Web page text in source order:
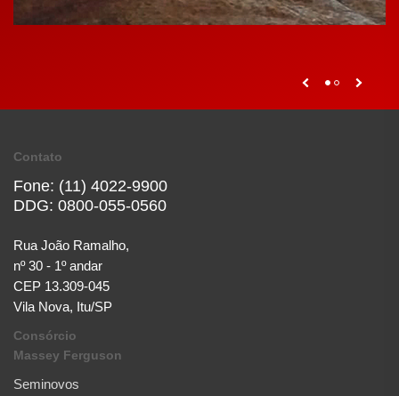
Contato
Fone: (11) 4022-9900
DDG: 0800-055-0560
Rua João Ramalho,
nº 30 - 1º andar
CEP 13.309-045
Vila Nova, Itu/SP
Consórcio
Massey Ferguson
Seminovos